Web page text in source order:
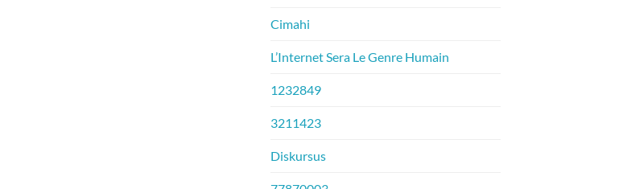
Cimahi
L’Internet Sera Le Genre Humain
1232849
3211423
Diskursus